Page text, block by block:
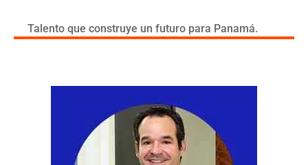
Talento que construye un futuro para Panamá.